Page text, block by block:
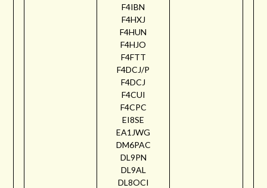
F4IBN
F4HXJ
F4HUN
F4HJO
F4FTT
F4DCJ/P
F4DCJ
F4CUI
F4CPC
EI8SE
EA1JWG
DM6PAC
DL9PN
DL9AL
DL8OCI